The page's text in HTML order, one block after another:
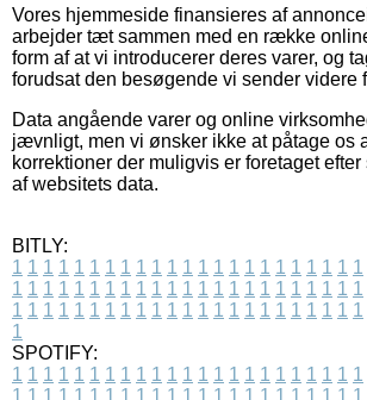
Vores hjemmeside finansieres af
arbejder tæt sammen med en række
form af at vi introducerer deres varer, og
forudsat den besøgende vi sender videre
Data angående varer og online
jævnligt, men vi ønsker ikke at påtage os
korrektioner der muligvis er foretaget
af websitets data.
BITLY:
1 1 1 1 1 1 1 1 1 1 1 1 1 1 1 1 1 1 1 1 1 1 1
1 1 1 1 1 1 1 1 1 1 1 1 1 1 1 1 1 1 1 1 1 1 1
1 1 1 1 1 1 1 1 1 1 1 1 1 1 1 1 1 1 1 1 1 1 1
1
SPOTIFY:
1 1 1 1 1 1 1 1 1 1 1 1 1 1 1 1 1 1 1 1 1 1 1
1 1 1 1 1 1 1 1 1 1 1 1 1 1 1 1 1 1 1 1 1 1 1